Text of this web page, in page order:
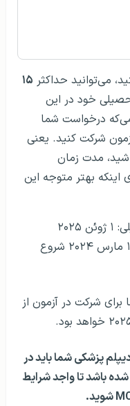
می‌توانید حداکثر ۱۵
خود در این
درخواست شما
شرکت کنید. یعنی
مدت زمان
برای اینکه بهتر متوجه این
تاریخ درخواست شما از ۱ مارس ۲۰۲۴ شروع
شرکت در آزمون از
پزشکی شما باید در
شده باشد تا واجد شرایط